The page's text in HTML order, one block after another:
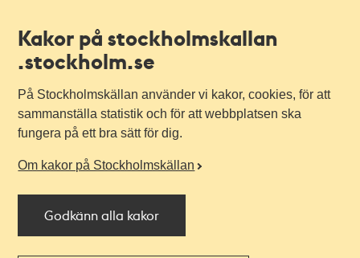
Kakor på stockholmskallan
.stockholm.se
På Stockholmskällan använder vi kakor, cookies, för att
sammanställa statistik och för att webbplatsen ska
fungera på ett bra sätt för dig.
Om kakor på Stockholmskällan
Godkänn alla kakor